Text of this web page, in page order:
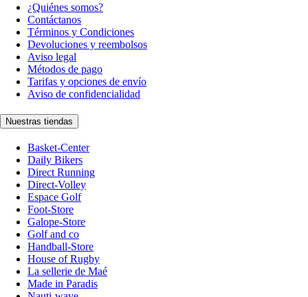
¿Quiénes somos?
Contáctanos
Términos y Condiciones
Devoluciones y reembolsos
Aviso legal
Métodos de pago
Tarifas y opciones de envío
Aviso de confidencialidad
Nuestras tiendas
Basket-Center
Daily Bikers
Direct Running
Direct-Volley
Espace Golf
Foot-Store
Galope-Store
Golf and co
Handball-Store
House of Rugby
La sellerie de Maé
Made in Paradis